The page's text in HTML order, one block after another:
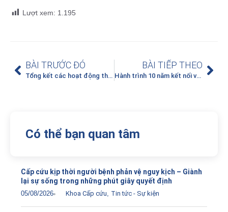
Lượt xem: 1.195
BÀI TRƯỚC ĐÓ
Tổng kết các hoạt động thiện nguyện tại Bệnh viện Đa khoa tỉnh Phú Thọ từ ngày 17/12 đến ngày 23/12/2025
BÀI TIẾP THEO
Hành trình 10 năm kết nối và hiện thực hóa những ước mơ “hồi sinh” cuộc sống – Công tác hiến, ghép mô, tạng tại Bệnh viện Đa khoa tỉnh Phú Thọ
Có thể bạn quan tâm
Cấp cứu kịp thời người bệnh phản vệ nguy kịch – Giành
lại sự sống trong những phút giây quyết định
05/08/2026 Khoa Cấp cứu, Tin tức - Sự kiện